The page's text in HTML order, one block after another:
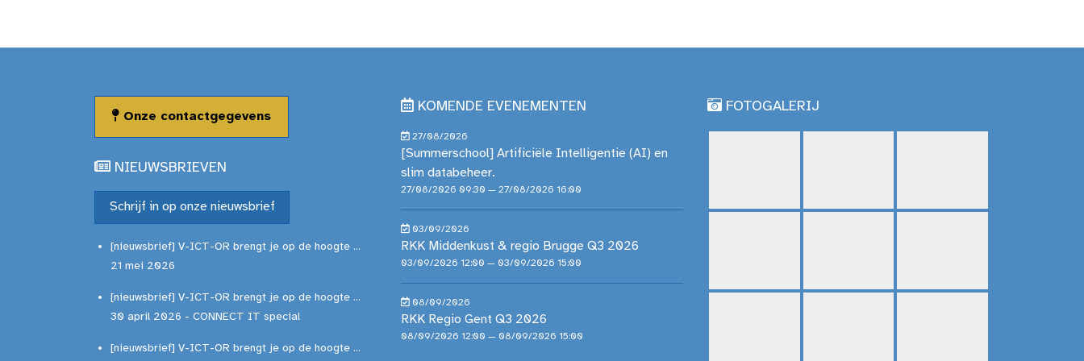
Onze contactgegevens
NIEUWSBRIEVEN
Schrijf in op onze nieuwsbrief
[nieuwsbrief] V-ICT-OR brengt je op de hoogte ...
21 mei 2026
[nieuwsbrief] V-ICT-OR brengt je op de hoogte ...
30 april 2026 - CONNECT IT special
[nieuwsbrief] V-ICT-OR brengt je op de hoogte ...
KOMENDE EVENEMENTEN
27/08/2026
[Summerschool] Artificiële Intelligentie (AI) en
slim databeheer.
27/08/2026 09:30 — 27/08/2026 16:00
03/09/2026
RKK Middenkust & regio Brugge Q3 2026
03/09/2026 12:00 — 03/09/2026 15:00
08/09/2026
RKK Regio Gent Q3 2026
08/09/2026 12:00 — 08/09/2026 15:00
FOTOGALERIJ